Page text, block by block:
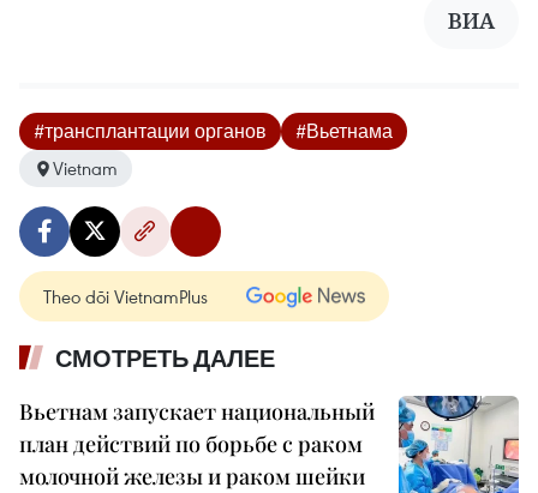
ВИА
#трансплантации органов
#Вьетнама
Vietnam
Theo dõi VietnamPlus
СМОТРЕТЬ ДАЛЕЕ
Вьетнам запускает национальный
план действий по борьбе с раком
молочной железы и раком шейки